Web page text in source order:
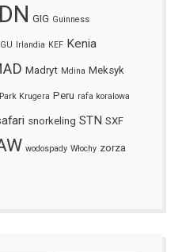
GIG Guinness
Irlandia KEF Kenia
Madryt Mdina Meksyk
Park Krugera Peru rafa koralowa
snorkeling STN SXF
wodospady Włochy zorza